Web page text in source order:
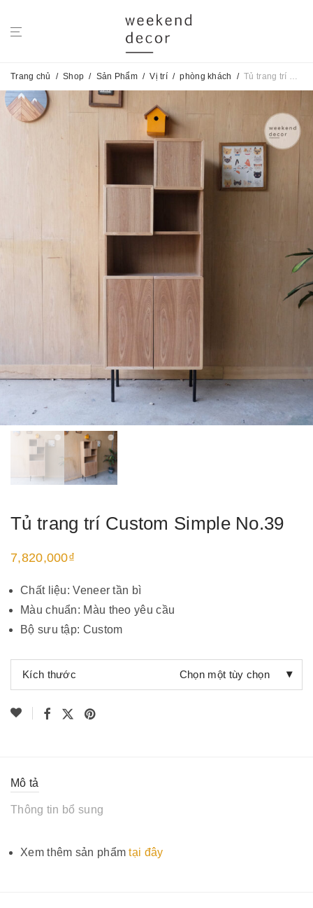
Trang chủ / Shop / Sản Phẩm / Vị trí / phòng khách / Tủ trang trí Custom Simple No.39
Tủ trang trí Custom Simple No.39
7,820,000₫
Chất liệu: Veneer tần bì
Màu chuẩn: Màu theo yêu cầu
Bộ sưu tập: Custom
Kích thước Chọn một tùy chọn
Số lượng
Mô tả
Thông tin bổ sung
Xem thêm sản phẩm tại đây